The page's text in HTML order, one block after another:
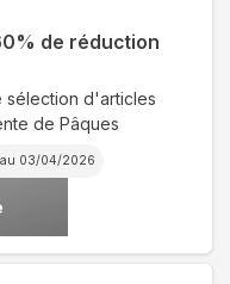
de réduction
sélection d'articles
de Pâques
03/04/2026